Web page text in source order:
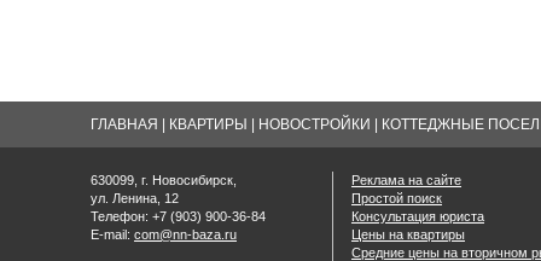
ГЛАВНАЯ КВАРТИРЫ НОВОСТРОЙКИ КОТТЕДЖНЫЕ
630099, г. Новосибирск,
ул. Ленина, 12
Телефон: +7 (903) 900-36-84
E-mail: com@nn-baza.ru
Реклама на сайте
Простой поиск
Консультация юриста
Цены на квартиры
Средние цены на вторичном